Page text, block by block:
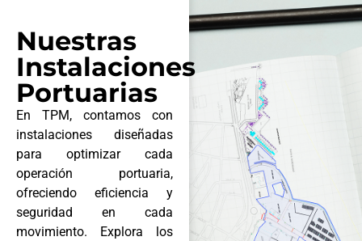
Nuestras
Instalaciones
Portuarias
En TPM, contamos con
instalaciones diseñadas
para optimizar cada
operación portuaria,
ofreciendo eficiencia y
seguridad en cada
movimiento. Explora los